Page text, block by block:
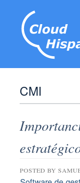
CMI
posted by